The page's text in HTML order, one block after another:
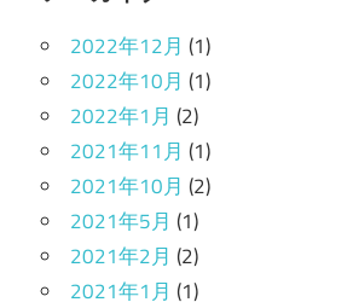
2022年12月 (1)
2022年10月 (1)
2022年1月 (2)
2021年11月 (1)
2021年10月 (2)
2021年5月 (1)
2021年2月 (2)
2021年1月 (1)